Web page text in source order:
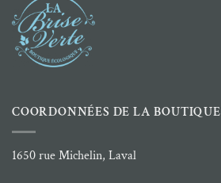
COORDONNÉES DE LA BOUTIQUE
1650 rue Michelin, Laval